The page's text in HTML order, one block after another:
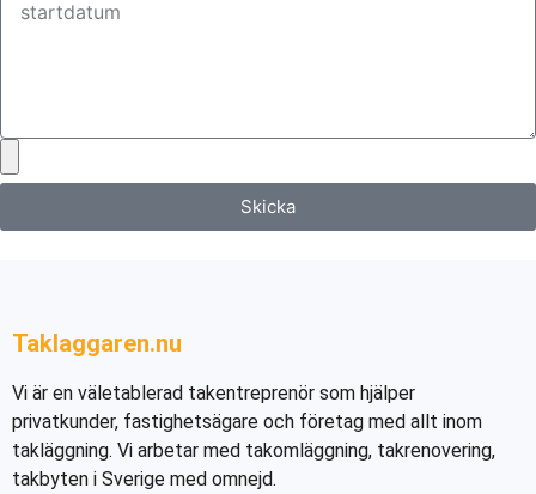
Skicka
Taklaggaren.nu
Vi är en väletablerad takentreprenör som hjälper
privatkunder, fastighetsägare och företag med allt inom
takläggning. Vi arbetar med takomläggning, takrenovering,
takbyten i Sverige med omnejd.